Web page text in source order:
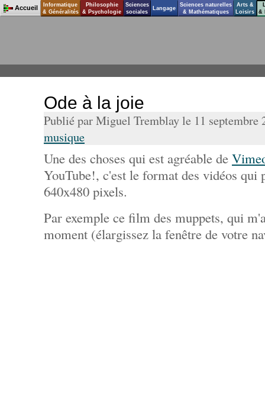
Ode à la joie
Publié par Miguel Tremblay le 11 septembre
musique
Une des choses qui est agréable de
YouTube!, c'est le format des vidéos qui
640x480 pixels.
Par exemple ce film des muppets, qui
moment (élargissez la fenêtre de votre
Accueil
Informatique
& Généralités
Philosophie
& Psychologie
Sciences
sociales
Langage
Sciences naturelles
& Mathématiques
Arts &
Loisirs
&